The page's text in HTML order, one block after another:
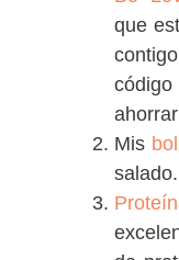
que
Mis
salado.